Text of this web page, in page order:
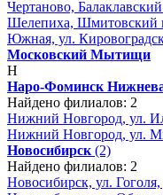
Чертаново,
Шелепиха, Шмитовский
Южная, ул.
Московский Мытищи
Н
Наро-Фоминск
Найдено филиалов: 2
Нижний Новгород, ул.
Нижний Новгород, ул.
Новосибирск (2)
Найдено филиалов: 2
Новосибирск, ул.